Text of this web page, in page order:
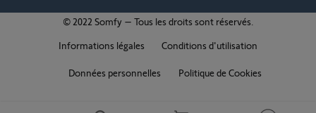
© 2022 Somfy – Tous les droits sont réservés.
Informations légales
Conditions d'utilisation
Données personnelles Politique de Cookies